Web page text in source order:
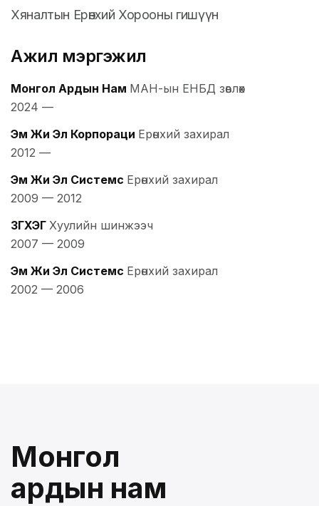
Хяналтын Ерөнхий Хорооны гишүүн
Ажил мэргэжил
Монгол Ардын Нам МАН-ын ЕНБД зөвлөх
2024 —
Эм Жи Эл Корпораци Ерөнхий захирал
2012 —
Эм Жи Эл Системс Ерөнхий захирал
2009 — 2012
ЗГХЭГ Хуулийн шинжээч
2007 — 2009
Эм Жи Эл Системс Ерөнхий захирал
2002 — 2006
Монгол
ардын нам